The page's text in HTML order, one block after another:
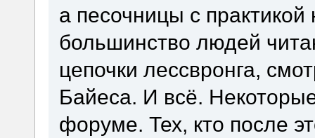
а песочницы с практикой
большинство людей
цепочки лессвронга,
Байеса. И всё.
форуме. Тех, кто после